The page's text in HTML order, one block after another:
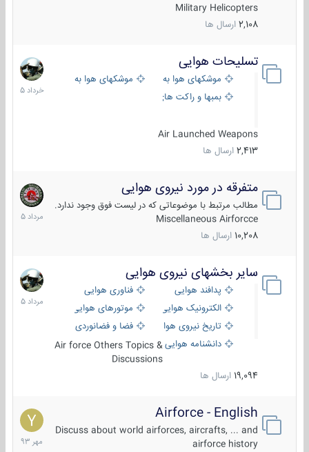
Military Helicopters
2,108 ارسال ها
تسلیحات هوایی
موشکهای هوا به هوا
موشکهای هوا به سطح
بمبها و راکت های هوایی
Air Launched Weapons
2,413 ارسال ها
30
خرداد
1405
متفرقه در مورد نیروی هوایی
مطالب مرتبط با موضوعاتی که در لیست فوق وجود ندارد.
Miscellaneous Airforcce
10,208 ارسال ها
7
مرداد
1405
سایر بخشهای نیروی هوایی
پدافند هوایی
فناوری هوایی
الکترونیک هوایی
موتورهای هوایی
تاریخ نیروی هوایی
فضا و فضانوردی
دانشنامه هواییAir force Others Topics &
Discussions
19,094 ارسال ها
2
مرداد
1405
Airforce - English
Discuss about world airforces, aircrafts, ... and
airforce history
15
مهر
1393